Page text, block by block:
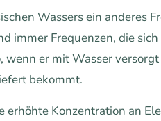
Wassers ein anderes
immer Frequenzen, die
wenn er mit Wasser
bekommt.
erhöhte Konzentration an